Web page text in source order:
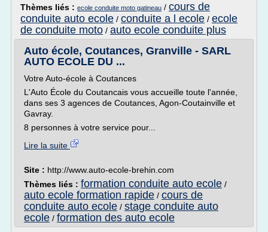
Thèmes liés : ecole conduite moto gatineau / cours de
conduite auto ecole / conduite a l ecole / ecole
de conduite moto / auto ecole conduite plus
Auto école, Coutances, Granville - SARL
AUTO ECOLE DU ...
Votre Auto-école à Coutances
L'Auto École du Coutancais vous accueille toute l'année,
dans ses 3 agences de Coutances, Agon-Coutainville et
Gavray.
8 personnes à votre service pour...
Lire la suite
Site : http://www.auto-ecole-brehin.com
Thèmes liés : formation conduite auto ecole /
auto ecole formation rapide / cours de
conduite auto ecole / stage conduite auto
ecole / formation des auto ecole